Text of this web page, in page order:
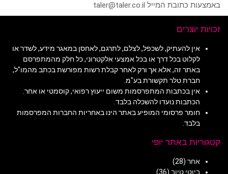
באמצעות כתובת המייל taler@taler.co.il
זכויות יוצרים
אין להעתיק, לשכפל, לצלם, לתרגם, לאחסן במאגר מידע, לשדר או
לקלוט בכל דרך או בכל אמצעי אלקטרוני, כל חלק מהמתפרסם
באתר זה, אלא אך ורק לאחר קבלת רשות מפורשת בכתב מהמו"ל,
חברת טלר תקשורת בע"מ.
אין בכתבות המתפרסמות משום ייעוץ רפואי, קוסמטי או אחר.
הכתבות נועדו להשכלה בלבד.
חומר פרסומי המופיע באתר הינו באחריות החברות המפרסמות
בלבד.
קטגוריות באתר יופי
אחר (28)
ביוטי טיוב (36)